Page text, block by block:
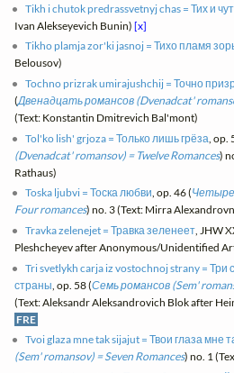
Tikh i chutok predrassvetnyj chas = Тих и
Ivan Alekseyevich Bunin)[x]
Tikho plamja zor'ki jasnoj = Тихо пламя
Belousov)
Tochno prizrak umirajushchij = Точно
(Двенадцать романсов (Dvenadcat'
(Text: Konstantin Dmitrevich Bal'mont)
Tol'ko lish' grjoza = Только лишь грёза , op.
(Dvenadcat' romansov) = Twelve Romances)
Rathaus)
Toska ljubvi = Тоска любви, op. 46 (Четыре
Four romances) no. 3 (Text: Mirra
Travka zelenejet = Травка зеленеет, JHW
Pleshcheyev after Anonymous/Unidentified
Tri svetlykh carja iz vostochnoj strany = Три
страны , op. 58 (Семь романсов (Sem'
(Text: Aleksandr Aleksandrovich Blok after
FRE
Tvoi glaza mne tak sijajut = Твои глаза мне
(Sem' romansov) = Seven Romances) no. 1